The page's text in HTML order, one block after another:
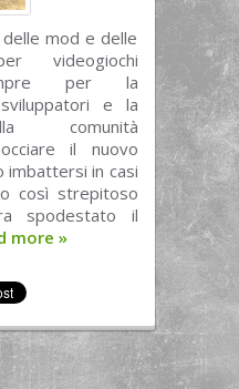
delle mod e delle
videogiochi
per la
e la
comunità
il nuovo
imbattersi in casi
così strepitoso
spodestato il
more »